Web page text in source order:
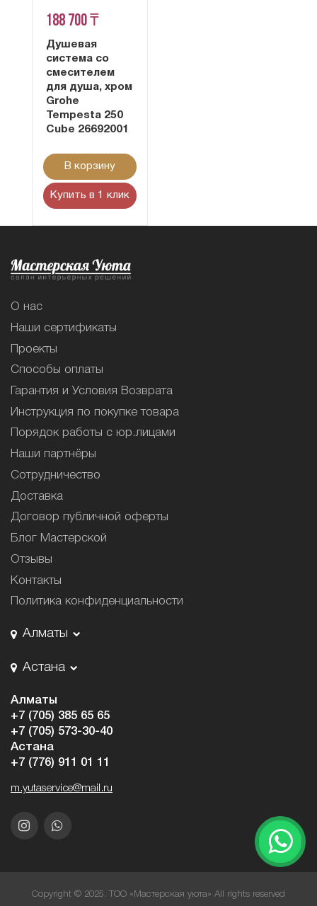
188 700 ₸
Душевая
система со
смесителем
для душа, хром
Grohe
Tempesta 250
Cube 26692001
В корзину
Купить в 1 клик
О нас
Наши сертификаты
Проекты
Способы оплаты
Гарантия и Условия Возврата
Инструкция по покупке товара
Порядок работы с юр.лицами
Наши партнёры
Сотрудничество
Доставка
Договор публичной оферты
Блог Мастерской
Отзывы
Контакты
Политика конфиденциальности
Алматы
Астана
Алматы
+7 (705) 385 65 65
+7 (705) 573-30-40
Астана
+7 (776) 911 01 11
m.yutaservice@mail.ru
Copyright © 2025. ТОО «Мастерская уюта» All rights reserved